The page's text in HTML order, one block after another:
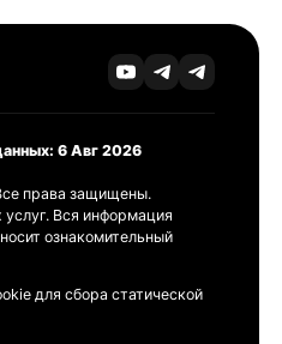
6 Авг 2026
права защищены.
Вся информация
ознакомительный
для сбора статической